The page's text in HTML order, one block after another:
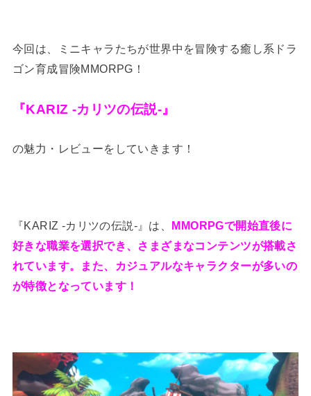
今回は、ミニキャラたちが世界中を冒険する癒し系ドラ
ゴン育成冒険MMORPG！
『KARIZ -カリツの伝説-』
の魅力・レビューをしていきます！
『KARIZ -カリツの伝説-』は、 MMORPGで開始直後に
好きな職業を選択でき、さまざまなコンテンツが搭載さ
れています。また、カジュアルなキャラクターが多いの
が特徴となっています！